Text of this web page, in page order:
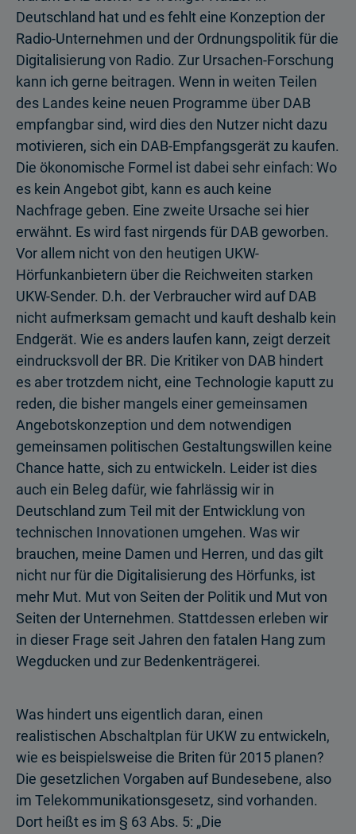
Deutschland hat und es fehlt eine Konzeption der
Radio-Unternehmen und der Ordnungspolitik für die
Digitalisierung von Radio. Zur Ursachen-Forschung
kann ich gerne beitragen. Wenn in weiten Teilen
des Landes keine neuen Programme über DAB
empfangbar sind, wird dies den Nutzer nicht dazu
motivieren, sich ein DAB-Empfangsgerät zu kaufen.
Die ökonomische Formel ist dabei sehr einfach: Wo
es kein Angebot gibt, kann es auch keine
Nachfrage geben. Eine zweite Ursache sei hier
erwähnt. Es wird fast nirgends für DAB geworben.
Vor allem nicht von den heutigen UKW-
Hörfunkanbietern über die Reichweiten starken
UKW-Sender. D.h. der Verbraucher wird auf DAB
nicht aufmerksam gemacht und kauft deshalb kein
Endgerät. Wie es anders laufen kann, zeigt derzeit
eindrucksvoll der BR. Die Kritiker von DAB hindert
es aber trotzdem nicht, eine Technologie kaputt zu
reden, die bisher mangels einer gemeinsamen
Angebotskonzeption und dem notwendigen
gemeinsamen politischen Gestaltungswillen keine
Chance hatte, sich zu entwickeln. Leider ist dies
auch ein Beleg dafür, wie fahrlässig wir in
Deutschland zum Teil mit der Entwicklung von
technischen Innovationen umgehen. Was wir
brauchen, meine Damen und Herren, und das gilt
nicht nur für die Digitalisierung des Hörfunks, ist
mehr Mut. Mut von Seiten der Politik und Mut von
Seiten der Unternehmen. Stattdessen erleben wir
in dieser Frage seit Jahren den fatalen Hang zum
Wegducken und zur Bedenkenträgerei.
Was hindert uns eigentlich daran, einen
realistischen Abschaltplan für UKW zu entwickeln,
wie es beispielsweise die Briten für 2015 planen?
Die gesetzlichen Vorgaben auf Bundesebene, also
im Telekommunikationsgesetz, sind vorhanden.
Dort heißt es im § 63 Abs. 5: „Die